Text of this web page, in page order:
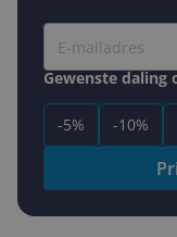
Gewenste daling
-5% -10%